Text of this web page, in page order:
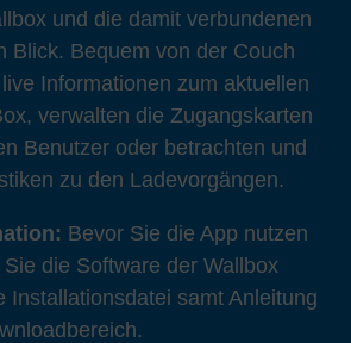
und die damit verbundenen
Blick. Bequem von der Couch
Informationen zum aktuellen
verwalten die Zugangskarten
Benutzer oder betrachten und
zu den Ladevorgängen.
Bevor Sie die App nutzen
die Software der Wallbox
Installationsdatei samt Anleitung
.